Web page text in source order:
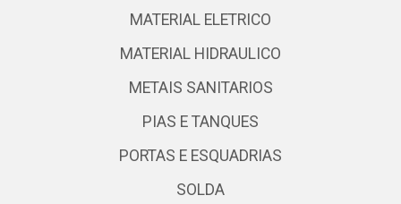
MATERIAL ELETRICO
MATERIAL HIDRAULICO
METAIS SANITARIOS
PIAS E TANQUES
PORTAS E ESQUADRIAS
SOLDA